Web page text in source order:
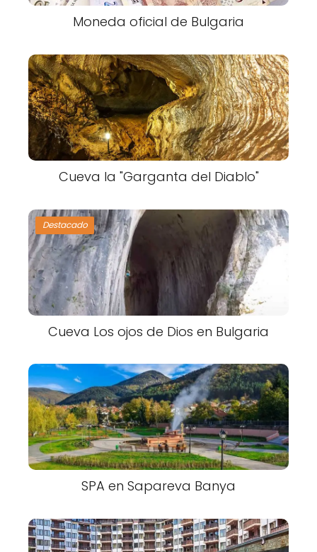
Moneda oficial de Bulgaria
Cueva la "Garganta del Diablo"
Destacado
Cueva Los ojos de Dios en Bulgaria
SPA en Sapareva Banya